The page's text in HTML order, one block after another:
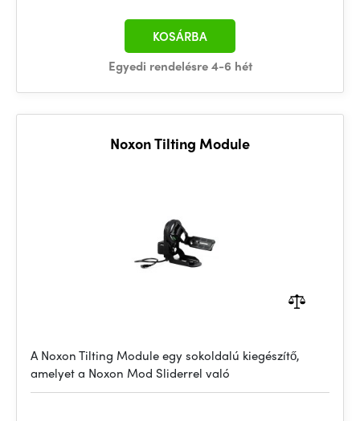
Egyedi rendelésre 4-6 hét
KOSÁRBA
Noxon Tilting Module
A Noxon Tilting Module egy sokoldalú kiegészítő,
amelyet a Noxon Mod Sliderrel való